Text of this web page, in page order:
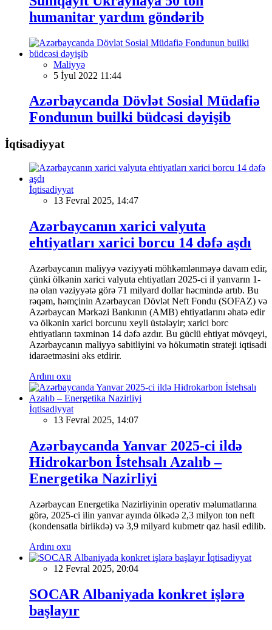
humanitar yardım göndərib
Maliyyə
5 İyul 2022 11:44
Azərbaycanda Dövlət Sosial Müdafiə
Fondunun builki büdcəsi dəyişib
İqtisadiyyat
İqtisadiyyat
13 Fevral 2025, 14:47
Azərbaycanın xarici valyuta
ehtiyatları xarici borcu 14 dəfə aşdı
Azərbaycanın maliyyə vəziyyəti möhkəmlənməyə davam edir,
çünki ölkənin xarici valyuta ehtiyatları 2025-ci il yanvarın 1-
nə olan vəziyyətə görə 71 milyard dollar həcmində artıb. Bu
rəqəm, həmçinin Azərbaycan Dövlət Neft Fondu (SOFAZ) və
Azərbaycan Mərkəzi Bankının (AMB) ehtiyatlarını əhatə edir
və ölkənin xarici borcunu xeyli üstələyir; xarici borc
ehtiyatların təxminən 14 dəfə azdır. Bu güclü ehtiyat mövqeyi,
Azərbaycanın maliyyə sabitliyini və hökumətin strateji iqtisadi
idarəetməsini əks etdirir.
Ardını oxu
İqtisadiyyat
13 Fevral 2025, 14:07
Azərbaycanda Yanvar 2025-ci ildə
Hidrokarbon İstehsalı Azalıb –
Energetika Nazirliyi
Azərbaycan Energetika Nazirliyinin operativ məlumatlarına
görə, 2025-ci ilin yanvar ayında ölkədə 2,3 milyon ton neft
(kondensatla birlikdə) və 3,9 milyard kubmetr qaz hasil edilib.
Ardını oxu
İqtisadiyyat
12 Fevral 2025, 20:04
SOCAR Albaniyada konkret işlərə
başlayır